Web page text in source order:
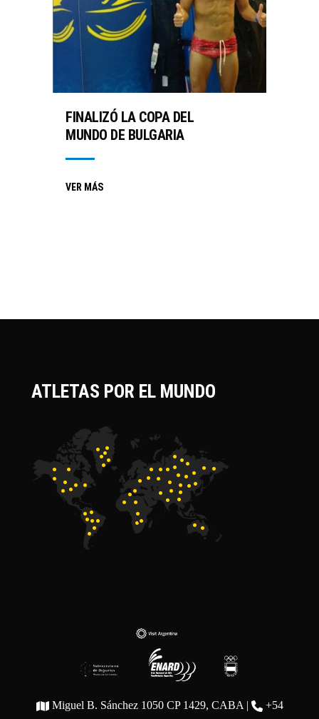
FINALIZÓ LA COPA DEL
MUNDO DE BULGARIA
VER MÁS
ATLETAS POR EL MUNDO
Miguel B. Sánchez 1050 CP 1429, CABA |
+54